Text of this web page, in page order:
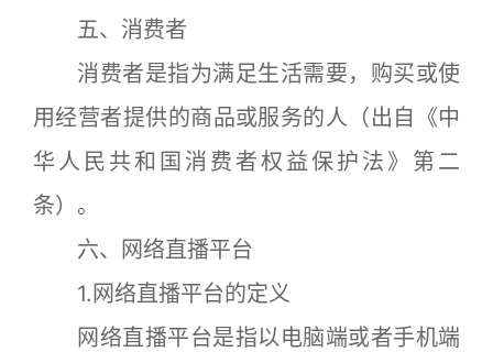
五、消费者
消费者是指为满足生活需要，购买或使
用经营者提供的商品或服务的人（出自《中
华人民共和国消费者权益保护法》第二
条）。
六、网络直播平台
1.网络直播平台的定义
网络直播平台是指以电脑端或者手机端